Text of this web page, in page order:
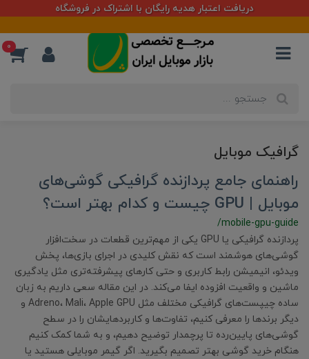
دریافت اعتبار هدیه رایگان با اشتراک در فروشگاه
0
گرافیک موبایل
راهنمای جامع پردازنده‌ گرافیکی گوشی‌های
موبایل | GPU چیست و کدام بهتر است؟
/mobile-gpu-guide
پردازنده‌ گرافیکی یا GPU یکی از مهم‌ترین قطعات در سخت‌افزار
گوشی‌های هوشمند است که نقش کلیدی در اجرای بازی‌ها، پخش
ویدئو، انیمیشن رابط کاربری و حتی کارهای پیشرفته‌تری مثل یادگیری
ماشین و واقعیت افزوده ایفا می‌کند. در این مقاله سعی داریم به زبان
ساده چیپست‌های گرافیکی مختلف مثل Adreno، Mali، Apple GPU و
دیگر برندها را معرفی کنیم، تفاوت‌ها و کاربردهایشان را در سطح
گوشی‌های پایین‌رده تا پرچمدار توضیح دهیم، و به شما کمک کنیم
هنگام خرید گوشی بهتر تصمیم بگیرید. اگر گیمر موبایلی هستید یا